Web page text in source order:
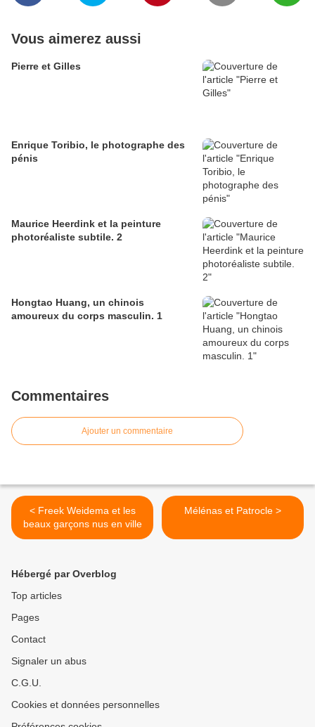
Vous aimerez aussi
Pierre et Gilles
Enrique Toribio, le photographe des
pénis
Maurice Heerdink et la peinture
photoréaliste subtile. 2
Hongtao Huang, un chinois
amoureux du corps masculin. 1
Commentaires
Ajouter un commentaire
< Freek Weidema et les
beaux garçons nus en ville
Mélénas et Patrocle >
Hébergé par Overblog
Top articles
Pages
Contact
Signaler un abus
C.G.U.
Cookies et données personnelles